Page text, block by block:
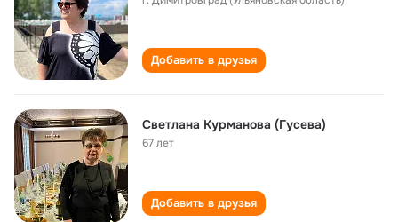
Добавить в друзья
Светлана Курманова (Гусева)
67 лет
Добавить в друзья